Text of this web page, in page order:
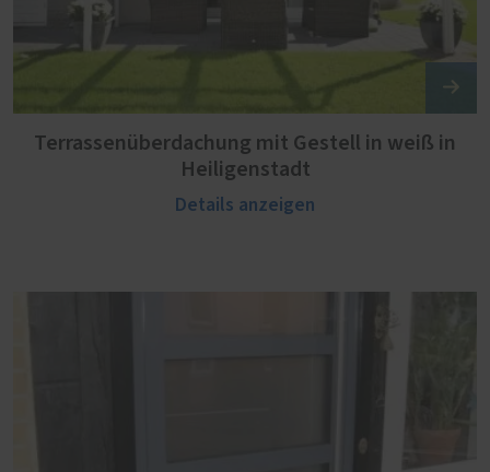
Terrassenüberdachung mit Gestell in weiß in
Heiligenstadt
Details anzeigen